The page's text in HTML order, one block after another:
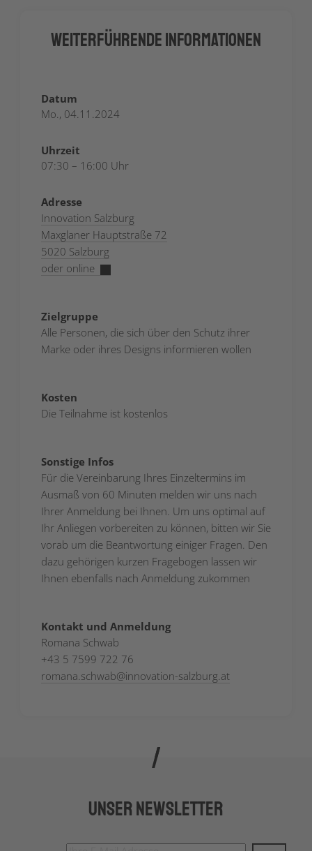
Weiterführende Informationen
Datum
Mo., 04.11.2024
Uhrzeit
07:30 – 16:00 Uhr
Adresse
Innovation Salzburg
Maxglaner Hauptstraße 72
5020 Salzburg
oder online
Zielgruppe
Alle Personen, die sich über den Schutz ihrer
Marke oder ihres Designs informieren wollen
Kosten
Die Teilnahme ist kostenlos
Sonstige Infos
Für die Vereinbarung Ihres Einzeltermins im
Ausmaß von 60 Minuten melden wir uns nach
Ihrer Anmeldung bei Ihnen. Um uns optimal auf
Ihr Anliegen vorbereiten zu können, bitten wir Sie
vorab um die Beantwortung einiger Fragen. Den
dazu gehörigen kurzen Fragebogen lassen wir
Ihnen ebenfalls nach Anmeldung zukommen
Kontakt und Anmeldung
Romana Schwab
+43 5 7599 722 76
romana.schwab@innovation-salzburg.at
Unser Newsletter